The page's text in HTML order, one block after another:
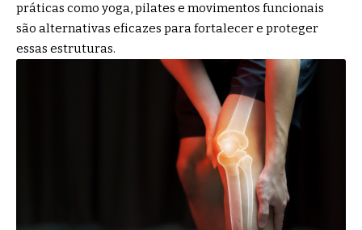
práticas como yoga, pilates e movimentos funcionais
são alternativas eficazes para fortalecer e proteger
essas estruturas.